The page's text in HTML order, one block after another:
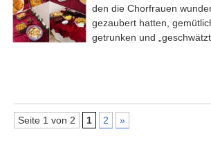
den die Chorfrauen
gezaubert hatten,
getrunken und
Seite 1 von 2 1 2 »